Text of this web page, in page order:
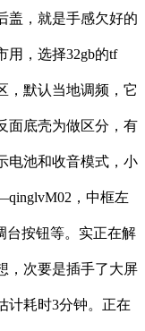
，就是手感欠好的
用，选择32gb的tf
，默认当地调频，它
面底壳为做区分，有
电池和收音模式，小
，中框左
台按钮等。实正在解
，次要是插手了大屏
计耗时3分钟。正在